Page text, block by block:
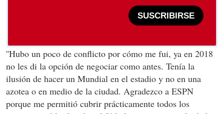
SUSCRIBIRSE
''Hubo un poco de conflicto por cómo me fui, ya en 2018
no les di la opción de negociar como antes. Tenía la
ilusión de hacer un Mundial en el estadio y no en una
azotea o en medio de la ciudad. Agradezco a ESPN
porque me permitió cubrir prácticamente todos los